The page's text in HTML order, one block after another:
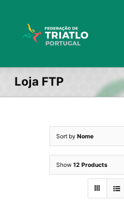
Loja FTP
Sort by Nome
Show 12 Products